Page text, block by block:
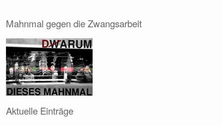
Mahnmal gegen die Zwangsarbeit
Aktuelle Einträge